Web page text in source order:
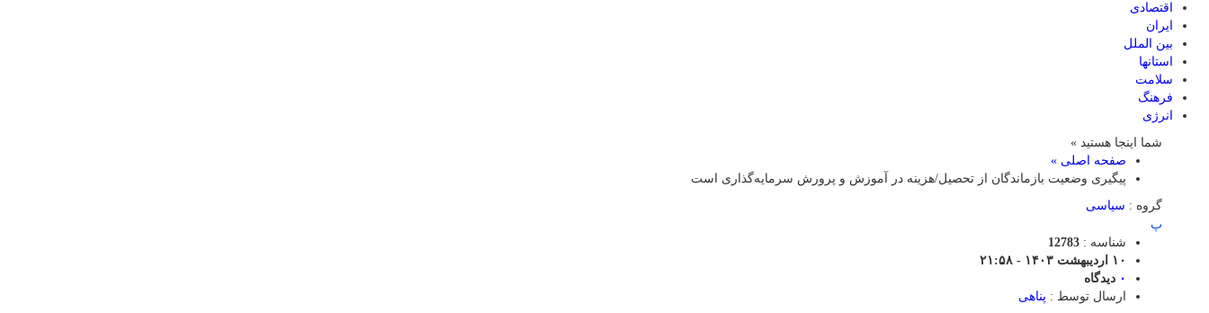
اقتصادی
ایران
بین الملل
استانها
سلامت
فرهنگ
انرژی
شما اینجا هستید »
صفحه اصلی »
پیگیری وضعیت بازماندگان از تحصیل/هزینه‌ در آموزش و پرورش سرمایه‌گذاری است
گروه : سیاسی
پ
شناسه : 12783
۱۰ اردیبهشت ۱۴۰۳ - ۲۱:۵۸
۰ دیدگاه
ارسال توسط : پناهی